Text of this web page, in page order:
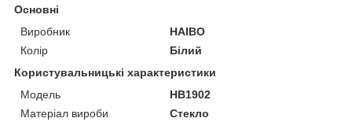
Основні
Виробник
HAIBO
Колір
Білий
Користувальницькі характеристики
Мoдель
HB1902
Матеріал вироби
Стекло